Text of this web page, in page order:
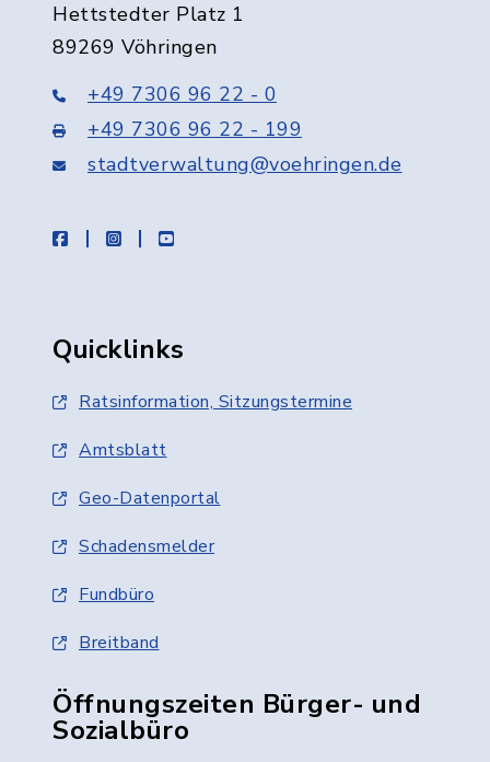
Hettstedter Platz 1
89269 Vöhringen
+49 7306 96 22 - 0
+49 7306 96 22 - 199
stadtverwaltung@voehringen.de
facebookinstagramyoutube
Quicklinks
Ratsinformation, Sitzungstermine
Amtsblatt
Geo-Datenportal
Schadensmelder
Fundbüro
Breitband
Öffnungszeiten Bürger- und
Sozialbüro